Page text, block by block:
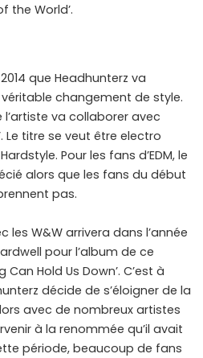
the World’.
que Headhunterz va
changement de style.
va collaborer avec
Le titre se veut être electro
Pour les fans d’EDM, le
alors que les fans du début
pas.
les W&W arrivera dans l’année
pour l’album de ce
Hold Us Down’. C’est à
décide de s’éloigner de la
avec de nombreux artistes
à la renommée qu’il avait
période, beaucoup de fans